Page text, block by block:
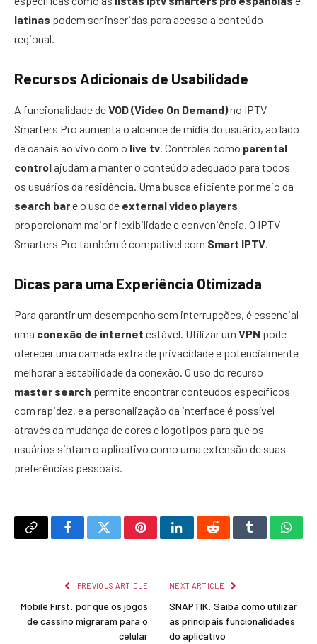
latinas podem ser inseridas para acesso a conteúdo
regional.
Recursos Adicionais de Usabilidade
A funcionalidade deVOD (Video On Demand)no IPTV
Smarters Pro aumenta o alcance de mídia do usuário, ao lado
de canais ao vivo com o live tv. Controles como parental
control ajudam a manter o conteúdo adequado para todos
os usuários da residência. Uma busca eficiente por meio da
search bare o uso de external video players
proporcionam maior flexibilidade e conveniência. O IPTV
Smarters Pro também é compatível com Smart IPTV.
Dicas para uma Experiência Otimizada
Para garantir um desempenho sem interrupções, é essencial
uma conexão de internet estável. Utilizar um VPN pode
oferecer uma camada extra de privacidade e potencialmente
melhorar a estabilidade da conexão. O uso do recurso
master search permite encontrar conteúdos específicos
com rapidez, e a personalização da interface é possível
através da mudança de cores e logotipos para que os
usuários sintam o aplicativo como uma extensão de suas
preferências pessoais.
Copy
FacebookTwitterPinterestLinkedInRedditTumblr
PREVIOUS ARTICLE
Mobile First: por que os jogos
de cassino migraram para o
celular
NEXT ARTICLE
SNAPTIK: Saiba como utilizar
as principais funcionalidades
do aplicativo